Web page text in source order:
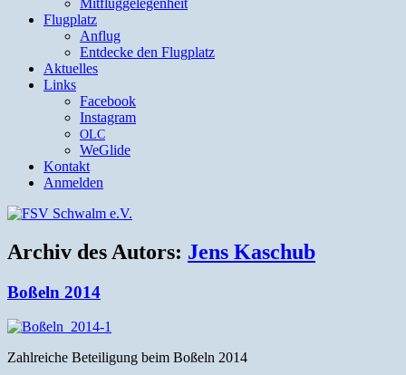
Flugplatz
Anflug
Entdecke den Flugplatz
Aktuelles
Links
Facebook
Instagram
OLC
WeGlide
Kontakt
Anmelden
Archiv des Autors: Jens Kaschub
Boßeln 2014
Zahlre­iche Beteili­gung beim Boßeln 2014